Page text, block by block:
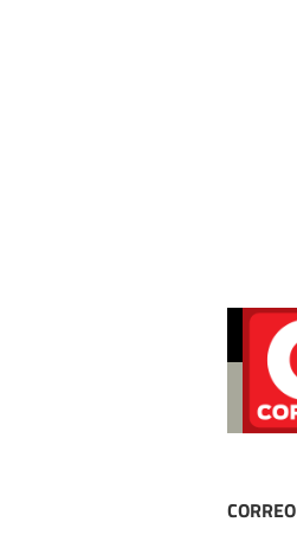
CORREO